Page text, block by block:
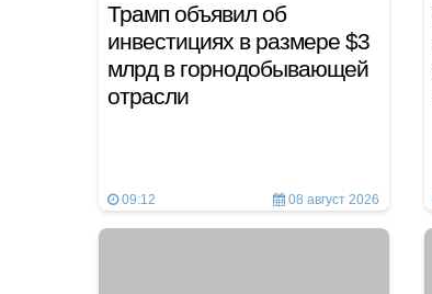
Трамп объявил об
инвестициях в размере $3
млрд в горнодобывающей
отрасли
09:12 08 август 2026